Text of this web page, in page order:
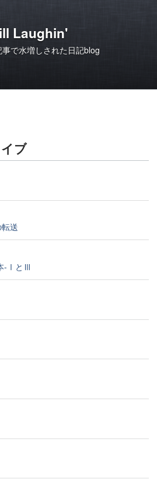
Laughin'
事で水増しされた日記blog
ブ
送
-ⅠとⅢ